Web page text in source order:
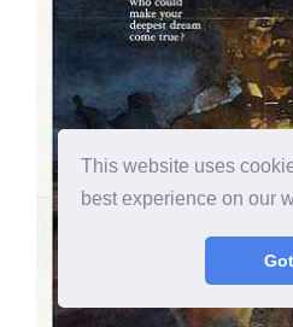
This website uses
best experience on our